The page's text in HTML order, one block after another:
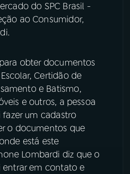
Facebook
do SPC Brasil -
ao Consumidor,
obter documentos
Certidão de
e Batismo,
e outros, a pessoa
um cadastro
o documentos que
está este
Lombardi diz que o
entrar em contato e